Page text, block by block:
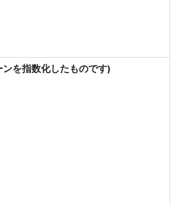
を指数化したものです)